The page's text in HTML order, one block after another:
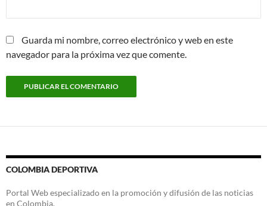
Guarda mi nombre, correo electrónico y web en este
navegador para la próxima vez que comente.
COLOMBIA DEPORTIVA
Portal Web especializado en la promoción y difusión de las noticias
en Colombia.